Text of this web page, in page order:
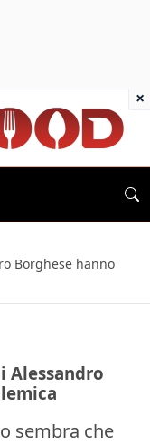
Borghese hanno
Alessandro
sembra che
×